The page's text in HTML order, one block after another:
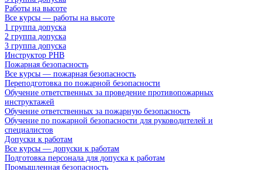
Работы на высоте
Все курсы — работы на высоте
1 группа допуска
2 группа допуска
3 группа допуска
Инструктор РНВ
Пожарная безопасность
Все курсы — пожарная безопасность
Переподготовка по пожарной безопасности
Обучение ответственных за проведение противопожарных
инструктажей
Обучение ответственных за пожарную безопасность
Обучение по пожарной безопасности для руководителей и
специалистов
Допуски к работам
Все курсы — допуски к работам
Подготовка персонала для допуска к работам
Промышленная безопасность